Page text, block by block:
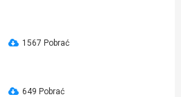
1567 Pobrać
649 Pobrać